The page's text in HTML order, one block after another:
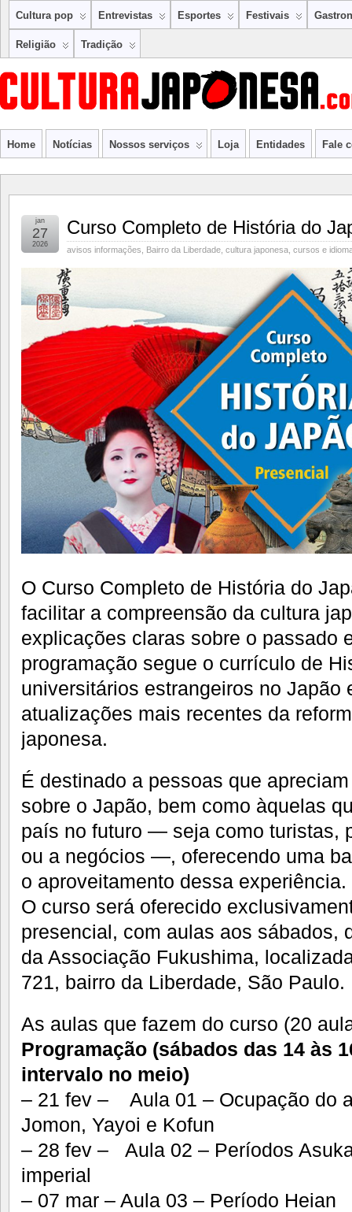
Cultura pop Entrevistas Esportes Festivais
Religião Tradição
Home Notícias Nossos serviços Loja Entidades Fale
Curso Completo de História do
avisos informações Bairro da Liberdade cultura japonesa cursos e
jan
27
2026
O Curso Completo de História do
facilitar a compreensão da cultura
explicações claras sobre o passado
programação segue o currículo de
universitários estrangeiros no Japão
atualizações mais recentes da
japonesa.
É destinado a pessoas que
sobre o Japão, bem como àquelas
país no futuro — seja como turistas,
ou a negócios —, oferecendo uma
o aproveitamento dessa experiência.
O curso será oferecido
presencial, com aulas aos sábados,
da Associação Fukushima,
721, bairro da Liberdade, São Paulo.
As aulas que fazem do curso (20
Programação (sábados das 14 às
intervalo no meio)
– 21 fev – Aula 01 – Ocupação do
Jomon, Yayoi e Kofun
– 28 fev – Aula 02 – Períodos
imperial
– 07 mar – Aula 03 – Período Heian